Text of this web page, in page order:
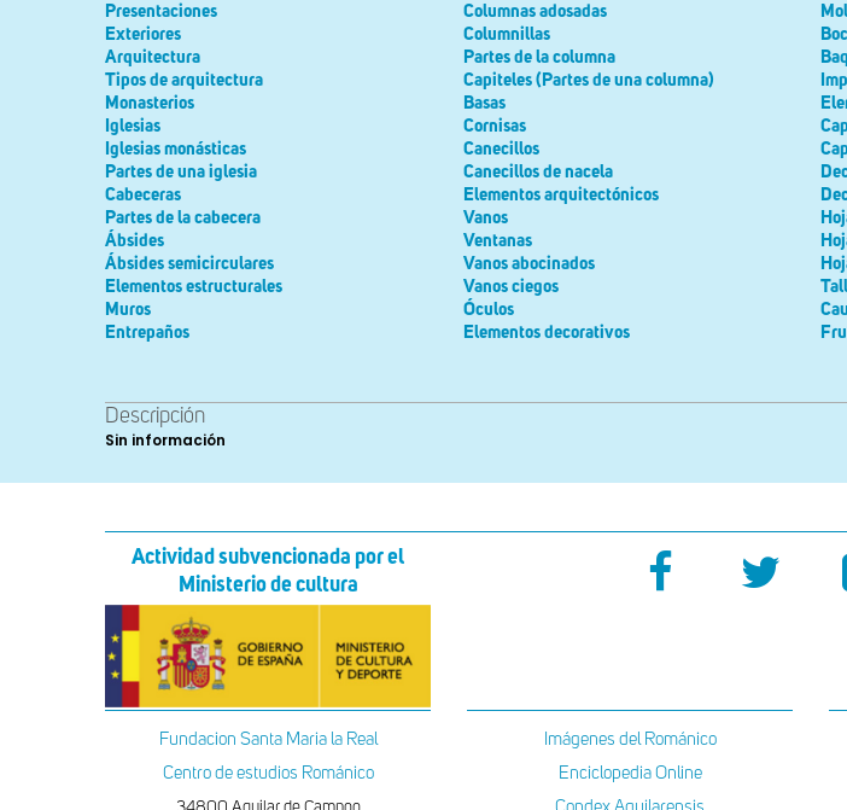
Presentaciones
Exteriores
Arquitectura
Tipos de arquitectura
Monasterios
Iglesias
Iglesias monásticas
Partes de una iglesia
Cabeceras
Partes de la cabecera
Ábsides
Ábsides semicirculares
Elementos estructurales
Muros
Entrepaños
Columnas adosadas
Columnillas
Partes de la columna
Capiteles (Partes de una columna)
Basas
Cornisas
Canecillos
Canecillos de nacela
Elementos arquitectónicos
Vanos
Ventanas
Vanos abocinados
Vanos ciegos
Óculos
Elementos decorativos
Descripción
Sin información
Actividad subvencionada por el
Ministerio de cultura
Fundacion Santa Maria la Real
Centro de estudios Románico
Imágenes del Románico
Enciclopedia Online